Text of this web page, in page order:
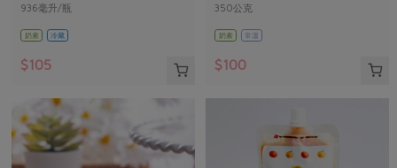
936毫升/瓶
奶素 冷藏
$105
350公克
奶素 常溫
$100